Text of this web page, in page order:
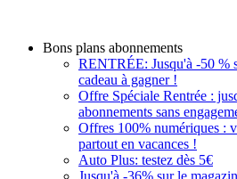
Bons plans abonnements
RENTRÉE: Jusqu'à -50 %
cadeau à gagner !
Offre Spéciale Rentrée :
abonnements sans
Offres 100% numériques :
partout en vacances !
Auto Plus: testez dès 5€
Jusqu'à -36% sur le